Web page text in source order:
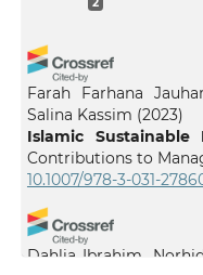
Farah Farhana
Salina Kassim (2023)
Islamic
Contributions to
10.1007/978-3-031-
Dahlia Ibrahim,